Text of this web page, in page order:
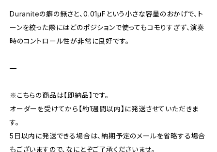
Duraniteの癖の無さと、0.01μFという小さな容量のおかげで、ト
ーンを絞った際にはどのポジションで使ってもコモりすぎず、演奏
時のコントロール性が非常に良好です。
—
※こちらの商品は【即納品】です。
オーダーを受けてから【約1週間以内】に発送させていただきま
す。
5日以内に発送できる場合は、納期予定のメールを省略する場合
もございますので、なにとぞご了承くださいませ。